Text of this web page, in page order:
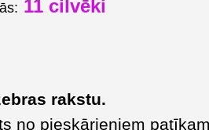
11 cilvēki
rakstu.
no pieskārieniem